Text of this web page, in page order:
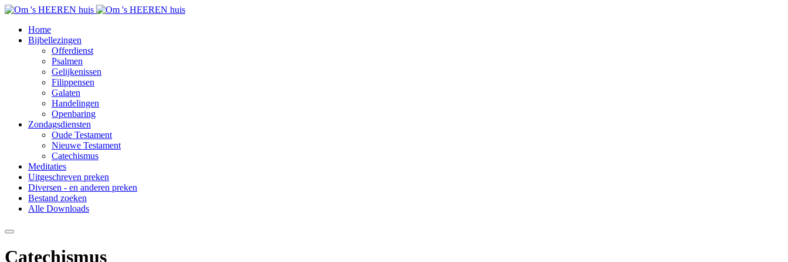
Home
Bijbellezingen
Offerdienst
Psalmen
Gelijkenissen
Filippensen
Galaten
Handelingen
Openbaring
Zondagsdiensten
Oude Testament
Nieuwe Testament
Catechismus
Meditaties
Uitgeschreven preken
Diversen - en anderen preken
Bestand zoeken
Alle Downloads
Catechismus